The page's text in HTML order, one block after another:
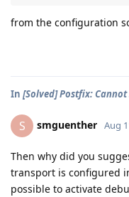
from the configuration
In [Solved] Postfix:
S smguenther Aug
Then why did you
transport is configured
possible to activate